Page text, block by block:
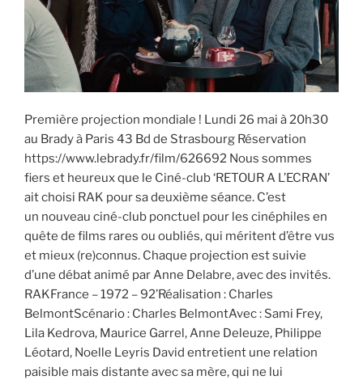
Première projection mondiale ! Lundi 26 mai à 20h30
au Brady à Paris 43 Bd de Strasbourg Réservation
https://www.lebrady.fr/film/626692 Nous sommes
fiers et heureux que le Ciné-club ‘RETOUR A L’ECRAN’
ait choisi RAK pour sa deuxième séance. C’est
un nouveau ciné-club ponctuel pour les cinéphiles en
quête de films rares ou oubliés, qui méritent d’être vus
et mieux (re)connus. Chaque projection est suivie
d’une débat animé par Anne Delabre, avec des invités.
RAKFrance – 1972 – 92’Réalisation : Charles
BelmontScénario : Charles BelmontAvec : Sami Frey,
Lila Kedrova, Maurice Garrel, Anne Deleuze, Philippe
Léotard, Noelle Leyris David entretient une relation
paisible mais distante avec sa mère, qui ne lui